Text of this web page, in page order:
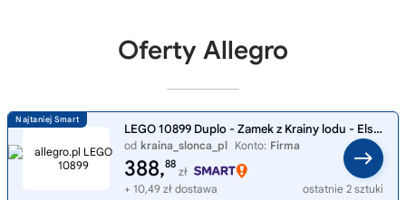
Oferty Allegro
LEGO 10899 Duplo - Zamek z Krainy lodu - Elsa Anna kraina lodu frozen
od kraina_slonca_pl Konto: Firma
388,88
zł
+ 10,49 zł dostawa
ostatnie 2 sztuki